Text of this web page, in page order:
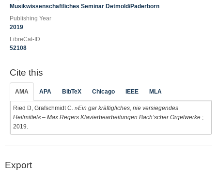
Musikwissenschaftliches Seminar Detmold/Paderborn
Publishing Year
2019
LibreCat-ID
52108
Cite this
AMA APA BibTeX Chicago IEEE MLA
Ried D, Grafschmidt C. »Ein gar kräftigliches, nie versiegendes
Heilmittel« – Max Regers Klavierbearbeitungen Bach’scher Orgelwerke .;
2019.
Export